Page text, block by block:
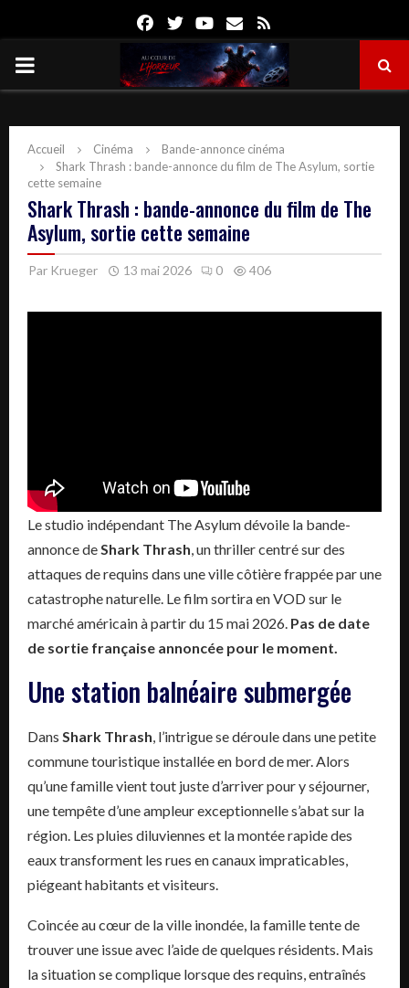
FacebookTwitterYoutube
Email
PRIMARY
Accueil Cinéma
Bande-annonce cinéma
Shark Thrash : bande-annonce du film de The Asylum, sortie
cette semaine
Shark Thrash : bande-annonce du film de The
Asylum, sortie cette semaine
Par Krueger 13 mai 2026 0 406
Le studio indépendant The Asylum dévoile la bande-
annonce de Shark Thrash , un thriller centré sur des
attaques de requins dans une ville côtière frappée par une
catastrophe naturelle. Le film sortira en VOD sur le
marché américain à partir du 15 mai 2026. Pas de date
de sortie française annoncée pour le moment.
Une station balnéaire submergée
Dans Shark Thrash , l’intrigue se déroule dans une petite
commune touristique installée en bord de mer. Alors
qu’une famille vient tout juste d’arriver pour y séjourner,
une tempête d’une ampleur exceptionnelle s’abat sur la
région. Les pluies diluviennes et la montée rapide des
eaux transforment les rues en canaux impraticables,
piégeant habitants et visiteurs.
Coincée au cœur de la ville inondée, la famille tente de
trouver une issue avec l’aide de quelques résidents. Mais
la situation se complique lorsque des requins, entraînés